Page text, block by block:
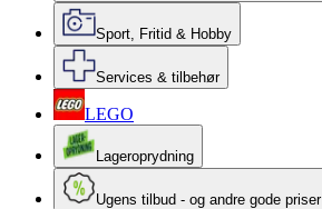
Sport, Fritid & Hobby
Services & tilbehør
LEGO
Lageroprydning
Ugens tilbud - og andre gode priser